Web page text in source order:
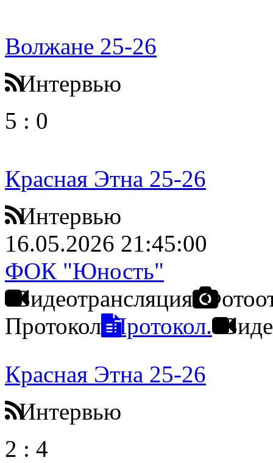
Волжане 25-26
Интервью
5 : 0
Красная Этна 25-26
Интервью
16.05.2026 21:45:00
ФОК "Юность"
Видеотрансляция
Протокол Протокол.
Красная Этна 25-26
Интервью
2 : 4